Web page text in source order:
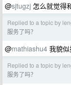
@sjtugzj 怎么就觉得
Replied to a topic by
服务了吗？
@mathiashu4 我貌
Replied to a topic by
服务了吗？